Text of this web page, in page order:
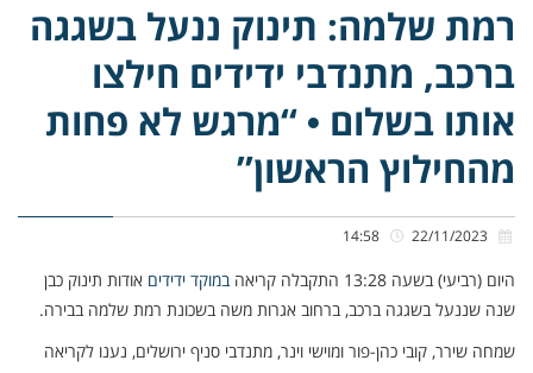
רמת שלמה: תינוק ננעל בשגגה
ברכב, מתנדבי ידידים חילצו
אותו בשלום • “מרגש לא פחות
מהחילוץ הראשון”
היום (רביעי) בשעה 13:28 התקבלה קריאה במוקד ידידים אודות תינוק כבן
שנה שננעל בשגגה ברכב, ברחוב אגרות משה בשכונת רמת שלמה בבירה.
שמחה שירר, קובי כהן-פור ומוישי וינר, מתנדבי סניף ירושלים, נענו לקריאה